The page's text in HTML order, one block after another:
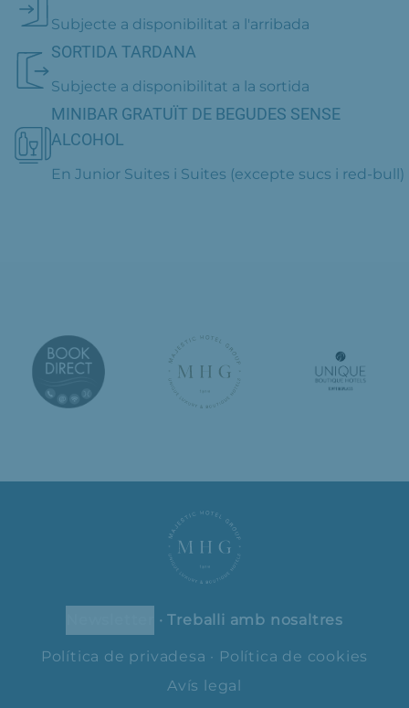
Subjecte a disponibilitat a l'arribada
SORTIDA TARDANA
Subjecte a disponibilitat a la sortida
MINIBAR GRATUÏT DE BEGUDES SENSE
ALCOHOL
En Junior Suites i Suites (excepte sucs i red-bull)
·Treballi amb nosaltres
Política de privadesa · Política de cookies
Avís legal